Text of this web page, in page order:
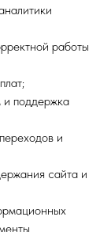
работы
поддержка
и
сайта и